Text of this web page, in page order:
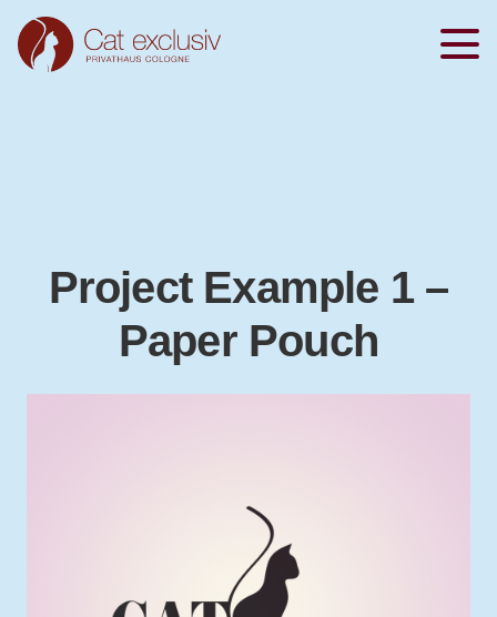
Project Example 1 –
Paper Pouch